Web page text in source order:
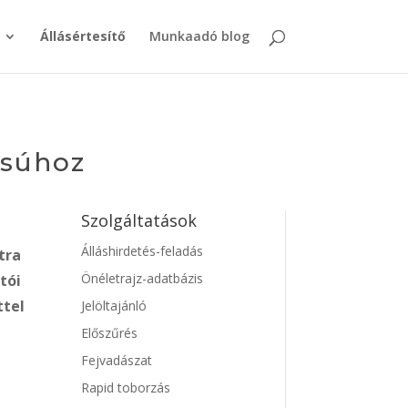
Állásértesítő Munkaadó blog
Szolgáltatások
Álláshirdetés-feladás
Önéletrajz-adatbázis
Jelöltajánló
Előszűrés
Fejvadászat
Rapid toborzás